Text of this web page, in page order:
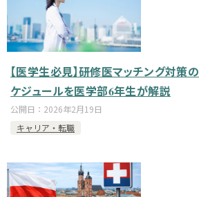
【医学生必見】研修医マッチング対
ケジュールを医学部6年生が解説
公開日： 2026年2月19日
キャリア・転職